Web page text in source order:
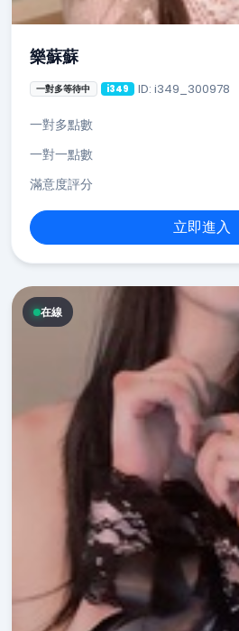
樂蘇蘇
一對多等待中 i349 ID: i349_300978
一對多點數
一對一點數
滿意度評分
立即進入
在線